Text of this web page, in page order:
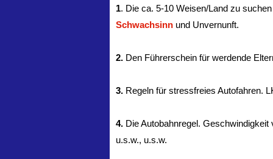
1. Die ca. 5-10 Weisen/Land zu
Schwachsinn und Unvernunft.
2. Den Führerschein für werdende
3. Regeln für stressfreies Autofahren.
4. Die Autobahnregel.
u.s.w., u.s.w.